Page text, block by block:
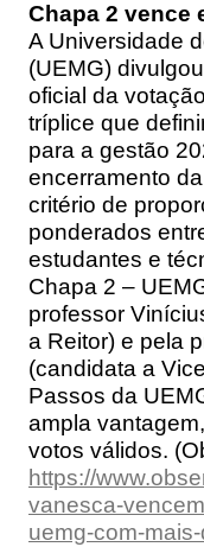
Chapa 2 vence
A Universidade
(UEMG)
oficial da
tríplice que
para a gestão
encerramento
critério de
ponderados
estudantes e
Chapa 2 –
professor
a Reitor) e pela
(candidata a
Passos da
ampla
votos válidos.
https://
vanesca-
uemg-com-